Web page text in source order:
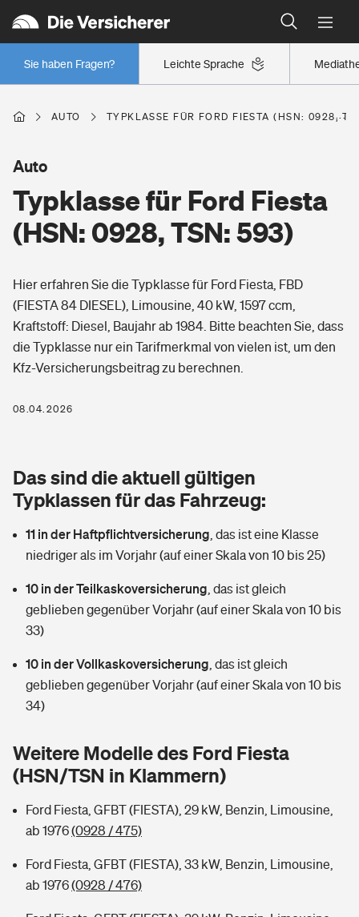
Leichte Sprache
Sie haben Fragen?
Wer versichert was: Jetzt Versicherer finden
Regionalklassen: So ist Ihre Region eingestuft
Wer versichert was: Jetzt Versicherer finden
Berufsunfähigkeitsversicherung
Erwerbsunfähigkeitsversicherung
Grundfähigkeitsversicherung
Arbeitsrechtsschutz
Berufshaftpflichtversicherung
Zur Übersicht
Tools
Wer versichert was: Jetzt Versicherer finden
Sie haben Fragen?
Wohnen
Elementarversicherung
Glasversicherung
Mietkautionsversicherung
Restkreditversicherung
Tools
Hochwasser-Check: Wie gefährdet ist Ihr Haus?
Sie haben Fragen?
Freizeit
Pri­vate Haft­pflicht­
Kinderunfall­ver­si­che­rung
Kinderinvalidität
Reiseversicherung
Hundehalter-Haftpflicht
Handyversicherung
Private Cyberversicherung
Zur Übersicht
Gesundheit
Private Krankenversicherung
Dread-Disease-Versicherung
Tierkrankenversicherung
Tools
Wer versichert was: Jetzt Versicherer finden
Rentenrechner: Wie viel Geld bekomme ich im Alter?
AUTO TYPKLASSE FÜR FORD FIESTA (HSN: 0928,
Typklasse für Ford Fiesta
(HSN: 0928, TSN: 593)
Auto
Hier erfahren Sie die Typklasse für Ford Fiesta, FBD
(FIESTA 84 DIESEL), Limousine, 40 kW, 1597 ccm,
Kraftstoff: Diesel, Baujahr ab 1984. Bitte beachten Sie, dass
die Typklasse nur ein Tarifmerkmal von vielen ist, um den
Kfz-Versicherungsbeitrag zu berechnen.
08.04.2026
Das sind die aktuell gültigen
Typklassen für das Fahrzeug:
11 in der Haftpflichtversicherung das ist eine Klasse
niedriger als im Vorjahr (auf einer Skala von 10 bis 25)
10 in der Teilkaskoversicherung das ist gleich
geblieben gegenüber Vorjahr (auf einer Skala von 10 bis
33)
10 in der Vollkaskoversicherung das ist gleich
geblieben gegenüber Vorjahr (auf einer Skala von 10 bis
34)
Weitere Modelle des Ford Fiesta
(HSN/TSN in Klammern)
Ford Fiesta, GFBT (FIESTA), 29 kW, Benzin, Limousine,
ab 1976(0928 / 475)
Ford Fiesta, GFBT (FIESTA), 33 kW, Benzin, Limousine,
ab 1976(0928 / 476)